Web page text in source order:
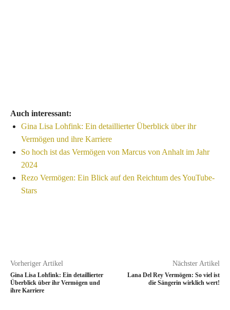
Auch interessant:
Gina Lisa Lohfink: Ein detaillierter Überblick über ihr
Vermögen und ihre Karriere
So hoch ist das Vermögen von Marcus von Anhalt im Jahr
2024
Rezo Vermögen: Ein Blick auf den Reichtum des YouTube-
Stars
Vorheriger Artikel
Gina Lisa Lohfink: Ein detaillierter
Überblick über ihr Vermögen und
ihre Karriere
Nächster Artikel
Lana Del Rey Vermögen: So viel ist
die Sängerin wirklich wert!